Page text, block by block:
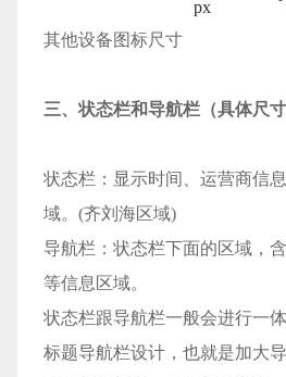
px
其他设备图标尺寸
三、状态栏和导航栏（具体尺
状态栏：显示时间、运营商信
域。(齐刘海区域)
导航栏：状态栏下面的区域，
等信息区域。
状态栏跟导航栏一般会进行一
标题导航栏设计，也就是加大